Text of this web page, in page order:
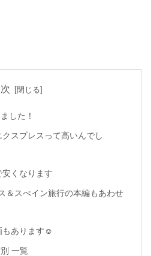
した！
スプレスって高いんでし
くなります
＆スぺイン旅行の本編もあわせ
もあります☺
一覧